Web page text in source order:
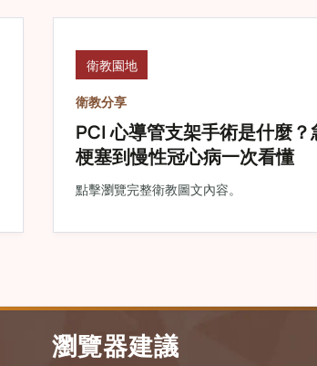
衛教園地
衛教分享
PCI 心導管支架手術是什麼？
梗塞到慢性冠心病一次看懂
點擊瀏覽完整衛教圖文內容。
瀏覽器建議